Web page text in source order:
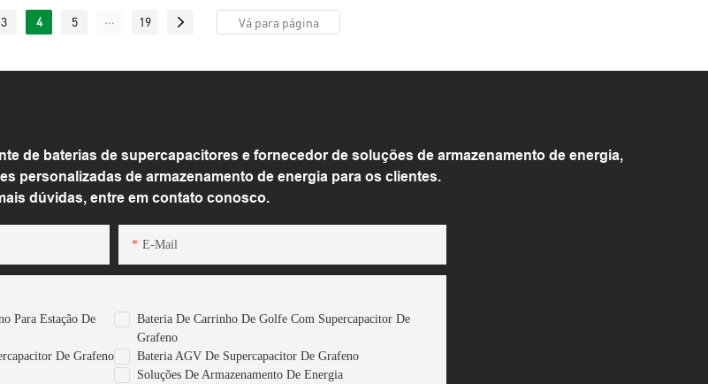
3 4 5 ... 19
de baterias de supercapacitores e fornecedor de soluções de armazenamento de energia,
personalizadas de armazenamento de energia para os clientes.
dúvidas, entre em contato conosco.
E-Mail
Para Estação De
Bateria De Carrinho De Golfe Com Supercapacitor De
Grafeno
De Grafeno
Bateria AGV De Supercapacitor De Grafeno
Soluções De Armazenamento De Energia